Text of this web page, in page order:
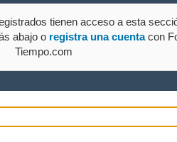
tienen acceso a esta
abajo o registra una cuentacon
Tiempo.com